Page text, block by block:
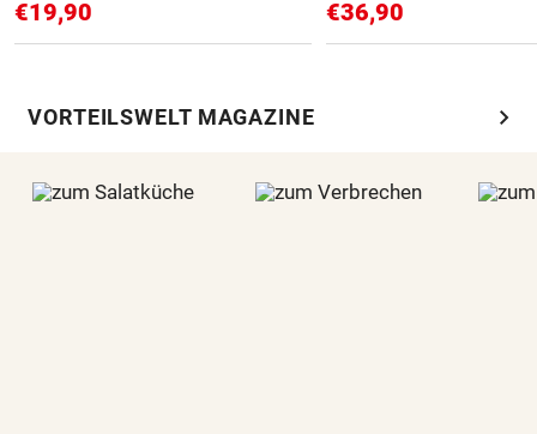
€19,90 €36,90
VORTEILSWELT MAGAZINE chevron_right